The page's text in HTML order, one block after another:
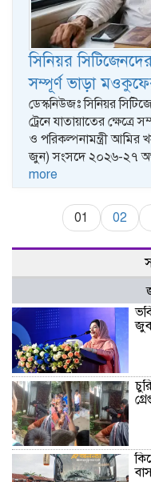
সিনিয়র
সম্পূর্ণ ভাড়া
ডেস্কনিউজঃ সিনিয়র
ট্রেনে যাতায়াতের ক্ষেত্রে
ও পরিকল্পনামন্ত্রী
জুন) সংসদে ২০২৬-২৭
more
01 02